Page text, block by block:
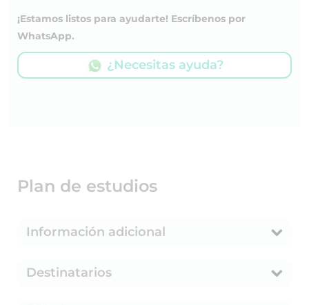
¡Estamos listos para ayudarte! Escríbenos por
WhatsApp.
¿Necesitas ayuda?
Plan de estudios
Información adicional
Destinatarios